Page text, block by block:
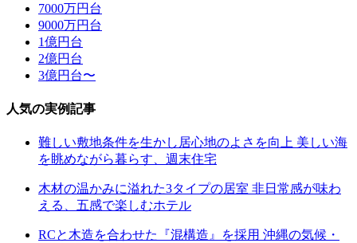
7000万円台
9000万円台
1億円台
2億円台
3億円台〜
人気の実例記事
難しい敷地条件を生かし居心地のよさを向上 美しい海
を眺めながら暮らす、週末住宅
木材の温かみに溢れた3タイプの居室 非日常感が味わ
える、五感で楽しむホテル
RCと木造を合わせた『混構造』を採用 沖縄の気候・